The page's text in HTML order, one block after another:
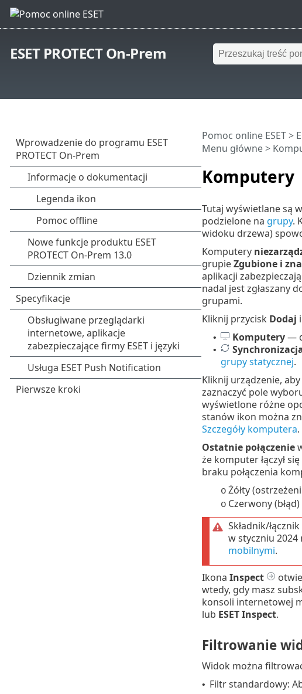
ESET PROTECT On-Prem
Komputery
Pomoc online ESET>
Menu główne>
Tutaj wyświetlane są
podzielone na grupy.
widoku drzewa)
Komputery
grupieZgubione i
aplikacji
nadal jest zgłaszany
grupami.
Kliknij przycisk Dodaj
• Komputery—
•
grupy statycznej.
Kliknij urządzenie,
zaznaczyć pole
wyświetlone różne
stanów ikon można
Szczegóły komputera.
Ostatnie połączenie
że komputer łączył
braku połączenia
o Żółty
o Czerwony
Składnik/
w styczniu 2024
mobilnymi.
Ikona Inspect
wtedy, gdy masz
konsoli internetowej
lub ESET Inspect.
Filtrowanie
Widok można
• Filtr standardowy: